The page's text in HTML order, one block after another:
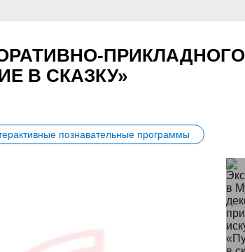
ПРИКЛАДНОГО
В СКАЗКУ»
познавательные программы